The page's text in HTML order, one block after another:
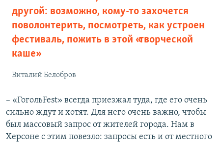
другой: возможно, кому-то захочется
поволонтерить, посмотреть, как устроен
фестиваль, пожить в этой «творческой
каше»
Виталий Белобров
– «ГогольFest» всегда приезжал туда, где его очень
сильно ждут и хотят. Для него очень важно, чтобы
был массовый запрос от жителей города. Нам в
Херсоне с этим повезло: запросы есть и от местного